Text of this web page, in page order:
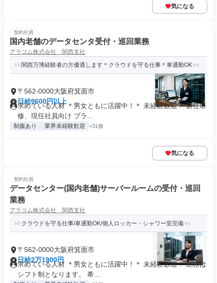
気になる
契約社員
国内老舗のデータセンタ受付・巡回業務
アラコム株式会社 関西支社
関西万博経験者の方優遇します＊クラウドを守る仕事＊車通勤OK
〒562-0000大阪府箕面市
日給9600円以上
求めている人材 ＊男女ともに活躍中！＊ 未経験歓迎！ 新任研
修、現任社員向け ブラ...
制服あり 業界未経験歓迎 +31個
気になる
契約社員
データセンター(国内老舗)サーバールームの受付・巡回
業務
アラコム株式会社 関西支社
クラウドを守る仕事/車通勤OK/個人ロッカー・シャワー室完備
〒562-0000大阪府箕面市
日給2万1900円
求めている人材 ＊男女ともに活躍中！＊ 未経験歓迎！ 勤務は
シフト制となります。 希...